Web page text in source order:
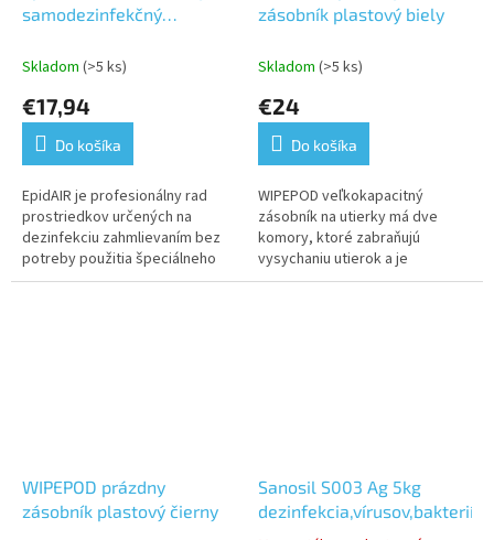
samodezinfekčný
čaj
Skladom (>5 ks)
€17,94
Do košíka
EpidAIR je profesionálny rad
prostriedkov určených na
dezinfekciu zahmlievaním bez
potreby použitia špeciálneho
vybavenia. EpidAIR odstraňuje
zásobník plastový biely
Skladom (>5 ks)
€24
Do košíka
WIPEPOD veľkokapacitný
zásobník na utierky má dve
komory, ktoré zabraňujú
vysychaniu utierok a je
vybavený systémom pre
WIPEPOD prázdny
zásobník plastový čierny
Sanosil S003 Ag 5kg